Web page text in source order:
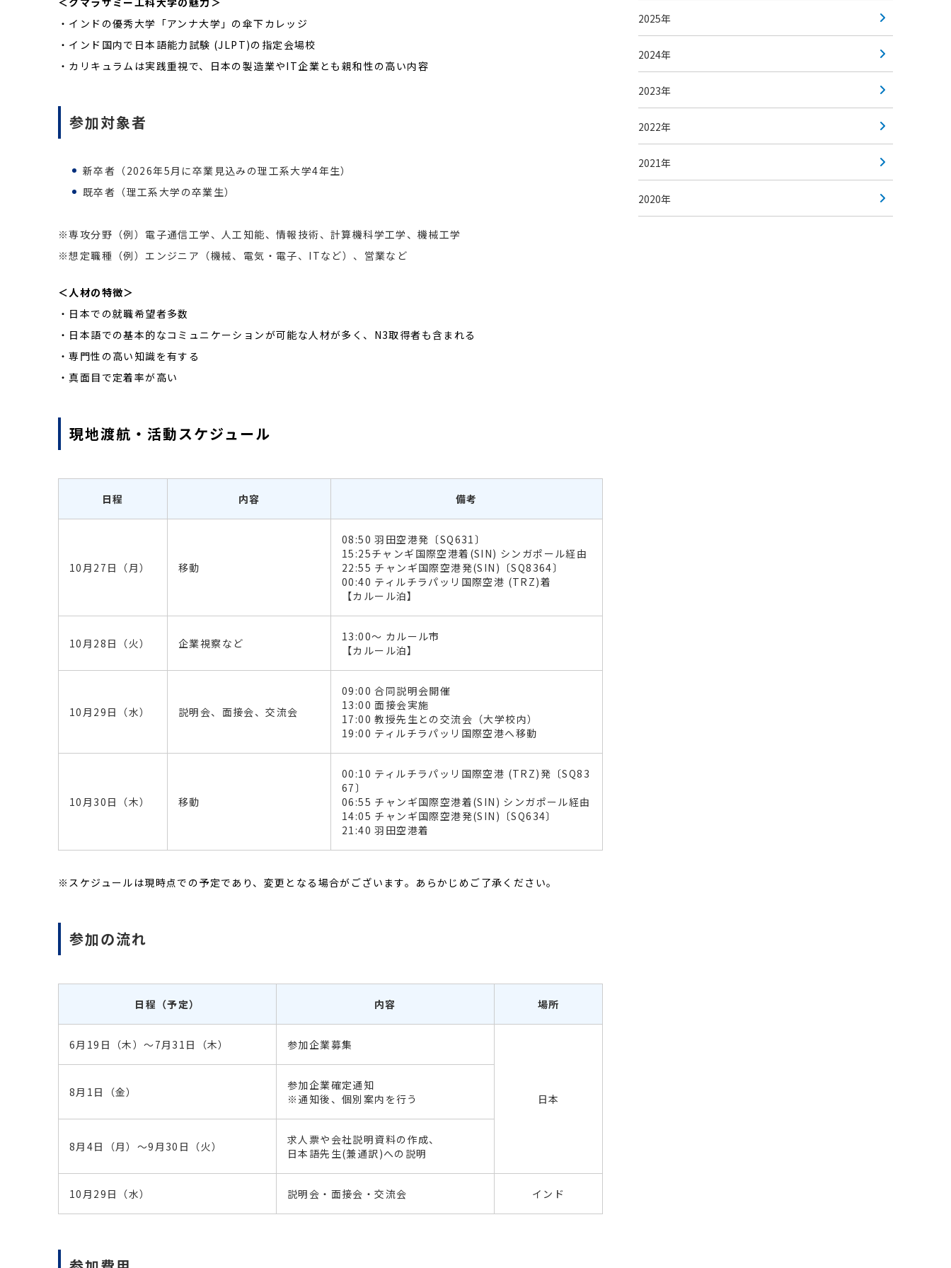
・インドの優秀大学「アンナ大学」の傘下カレッジ
・インド国内で日本語能力試験 (JLPT)の指定会場校
・カリキュラムは実践重視で、日本の製造業やIT企業とも親和性の高い内容
参加対象者
新卒者（2026年5月に卒業見込みの理工系大学4年生）
既卒者（理工系大学の卒業生）
※専攻分野（例）電子通信工学、人工知能、情報技術、計算機科学工学、機械工学
※想定職種（例）エンジニア（機械、電気・電子、ITなど）、営業など
＜ 人材の特徴＞
・日本での就職希望者多数
・日本語での基本的なコミュニケーションが可能な人材が多く、N3取得者も含まれる
・専門性の高い知識を有する
・真面目で定着率が高い
現地渡航・活動スケジュール
日程 内容 備考
10月27日（月） 移動
08:50 羽田空港発〔SQ631〕
15:25チャンギ国際空港着(SIN) シンガポール経由
22:55 チャンギ国際空港発(SIN)〔SQ8364〕
00:40 ティルチラパッリ国際空港 (TRZ)着
【カルール泊】
10月28日（火） 企業視察など
13:00～ カルール市
【カルール泊】
10月29日（水） 説明会、面接会、交流会
09:00 合同説明会開催
13:00 面接会実施
17:00 教授先生との交流会（大学校内）
19:00 ティルチラパッリ国際空港へ移動
10月30日（木） 移動
00:10 ティルチラパッリ国際空港 (TRZ)発〔SQ83
67〕
06:55 チャンギ国際空港着(SIN) シンガポール経由
14:05 チャンギ国際空港発(SIN)〔SQ634〕
21:40 羽田空港着
※スケジュールは現時点での予定であり、変更となる場合がございます。あらかじめご了承ください。
参加の流れ
日程（予定） 内容 場所
6月19日（木）～7月31日（木） 参加企業募集
日本
8月1日（金）
参加企業確定通知
※通知後、個別案内を行う
8月4日（月）～9月30日（火）
求人票や会社説明資料の作成、
日本語先生(兼通訳)への説明
10月29日（水） 説明会・面接会・交流会 インド
2025年
2024年
2023年
2022年
2021年
2020年